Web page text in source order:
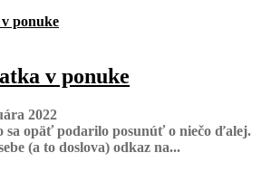
v ponuke
2022
sa opäť podarilo posunúť o niečo ďalej.
(a to doslova) odkaz na...